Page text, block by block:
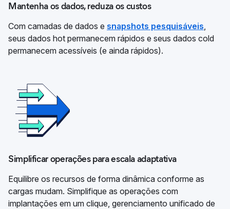
Mantenha os dados, reduza os custos
Com camadas de dados e snapshots pesquisáveis,
seus dados hot permanecem rápidos e seus dados cold
permanecem acessíveis (e ainda rápidos).
Simplificar operações para escala adaptativa
Equilibre os recursos de forma dinâmica conforme as
cargas mudam. Simplifique as operações com
implantações em um clique, gerenciamento unificado de